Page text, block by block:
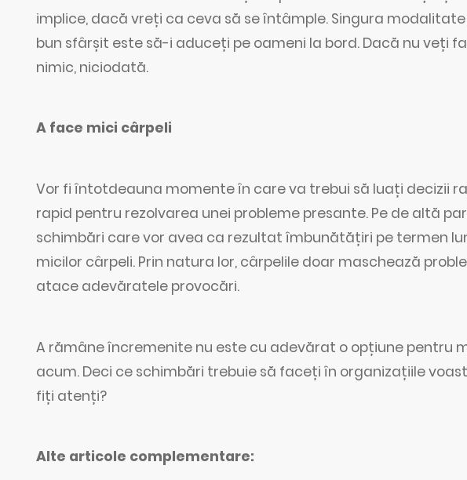
implice, dacă vreți ca ceva să se întâmple. Singura
bun sfârșit este să-i aduceți pe oameni la bord. Dacă nu veți
nimic, niciodată.
A face mici cârpeli
Vor fi întotdeauna momente în care va trebui să luați decizii
rapid pentru rezolvarea unei probleme presante. Pe de altă
schimbări care vor avea ca rezultat îmbunătățiri pe termen
micilor cârpeli. Prin natura lor, cârpelile doar maschează
atace adevăratele provocări.
A rămâne încremenite nu este cu adevărat o opțiune pentru
acum. Deci ce schimbări trebuie să faceți în organizațiile
fiți atenți?
Alte articole complementare: